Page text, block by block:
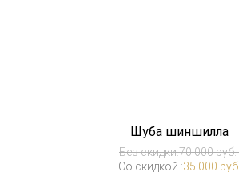
Шуба шиншилла
Без скидки:70 000 руб.
Со скидкой :35 000 руб.